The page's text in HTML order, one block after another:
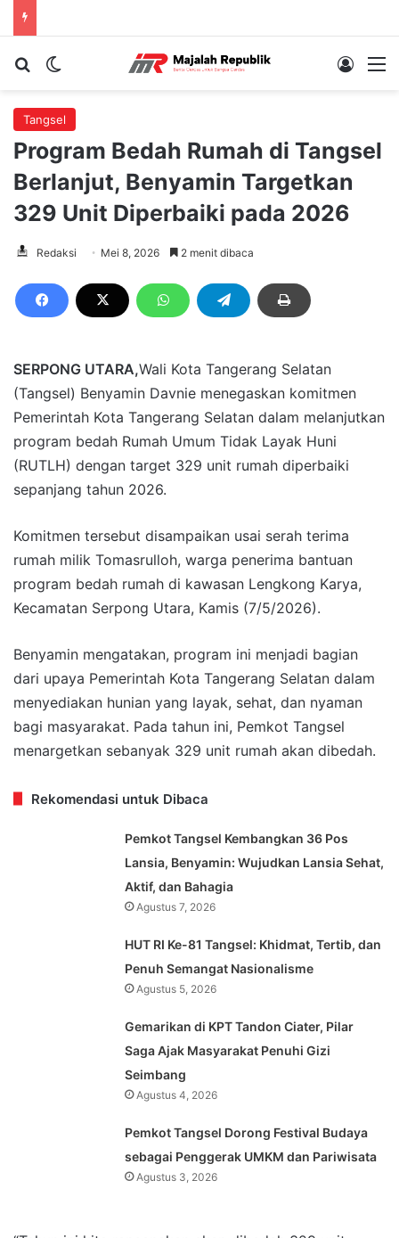
Cari berita...Switch skin Log In
Tangsel
Program Bedah Rumah di Tangsel
Berlanjut, Benyamin Targetkan
329 Unit Diperbaiki pada 2026
Redaksi Mei 8, 2026 2 menit dibaca
SERPONG UTARA,Wali Kota Tangerang Selatan
(Tangsel) Benyamin Davnie menegaskan komitmen
Pemerintah Kota Tangerang Selatan dalam melanjutkan
program bedah Rumah Umum Tidak Layak Huni
(RUTLH) dengan target 329 unit rumah diperbaiki
sepanjang tahun 2026.
Komitmen tersebut disampaikan usai serah terima
rumah milik Tomasrulloh, warga penerima bantuan
program bedah rumah di kawasan Lengkong Karya,
Kecamatan Serpong Utara, Kamis (7/5/2026).
Benyamin mengatakan, program ini menjadi bagian
dari upaya Pemerintah Kota Tangerang Selatan dalam
menyediakan hunian yang layak, sehat, dan nyaman
bagi masyarakat. Pada tahun ini, Pemkot Tangsel
menargetkan sebanyak 329 unit rumah akan dibedah.
Rekomendasi untuk Dibaca
Pemkot Tangsel Kembangkan 36 Pos
Lansia, Benyamin: Wujudkan Lansia Sehat,
Aktif, dan Bahagia
Agustus 7, 2026
HUT RI Ke-81 Tangsel: Khidmat, Tertib, dan
Penuh Semangat Nasionalisme
Agustus 5, 2026
Gemarikan di KPT Tandon Ciater, Pilar
Saga Ajak Masyarakat Penuhi Gizi
Seimbang
Agustus 4, 2026
Pemkot Tangsel Dorong Festival Budaya
sebagai Penggerak UMKM dan Pariwisata
Agustus 3, 2026